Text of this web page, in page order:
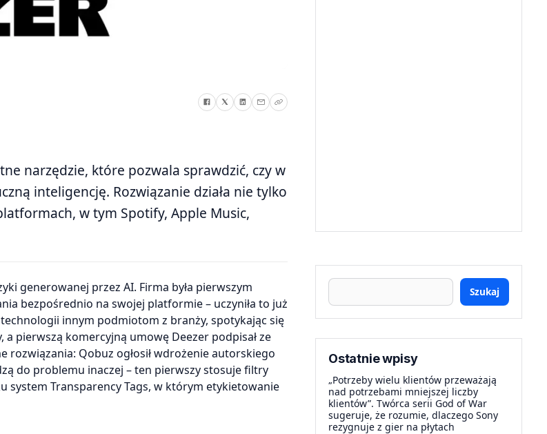
narzędzie, które pozwala sprawdzić, czy w
inteligencję. Rozwiązanie działa nie tylko
w tym Spotify, Apple Music,
bezpośrednio na swojej platformie – uczyniła to już
innym podmiotom z branży, spotykając się
pierwszą komercyjną umowę Deezer podpisał ze
rozwiązania: Qobuz ogłosił wdrożenie autorskiego
do problemu inaczej – ten pierwszy stosuje filtry
system Transparency Tags, w którym etykietowanie
Szukaj
Ostatnie wpisy
„Potrzeby wielu klientów przeważają
nad potrzebami mniejszej liczby
klientów”. Twórca serii God of War
sugeruje, że rozumie, dlaczego Sony
rezygnuje z gier na płytach